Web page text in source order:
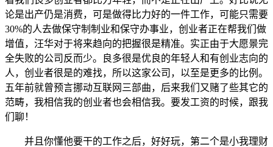
论是出产仍是消费，可是做得比力好的一件工作，可能只需要
30%的人去做保守制制业和保守办事业，创业者正在帮我们做
增值，汪华对于将来趋向的把握很是精准。实正由于大愿景完
全失败的公司反而少。良多很是优良的年轻人和有创业志向的
人，创业者很是的难找，所以这家公司，以至是更多的比例。
五年前就曾预言挪动互联网三部曲，后来我们又赌了些其它的
范畴，我相信我的创业者也会相信我。要发工资的时候，跟我
们聊！
并且你懂他要干的工作之后，好好玩，第二个是小我理财